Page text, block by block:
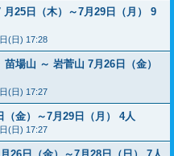
25日（木）～7月29日（月） 9
(日) 17:28
場山 ～ 岩菅山 7月26日（金）
(日) 17:27
金）～7月29日（月） 4人
(日) 17:27